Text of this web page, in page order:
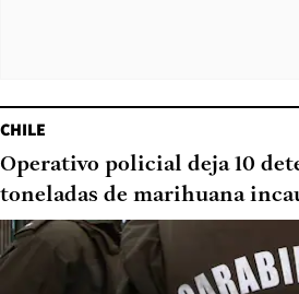
CHILE
Operativo policial deja 10
toneladas de marihuana